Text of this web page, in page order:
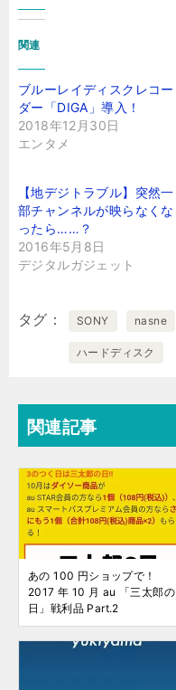
関連
ブルーレイディスクレコー
ダー「DIGA」導入！
2018年12月30日
エンタメ
【地デジトラブル】突然一
部チャンネルが映らなくな
ったら……？
2016年5月8日
デジタルガジェット
タグ SONY nasne
ハードディスク
関連記事
あの 100 円ショップで！
2017 年 10 月 au 「三太郎の
日」戦利品 Part.2